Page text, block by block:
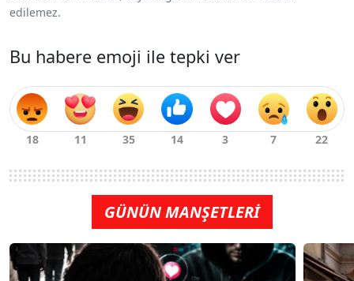
edilemez.
Bu habere emoji ile tepki ver
GÜNÜN MANŞETLERİ